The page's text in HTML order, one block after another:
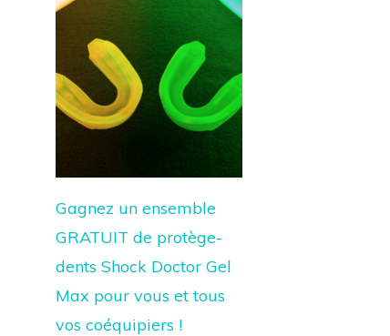
Gagnez un ensemble
GRATUIT de protège-
dents Shock Doctor Gel
Max pour vous et tous
vos coéquipiers !